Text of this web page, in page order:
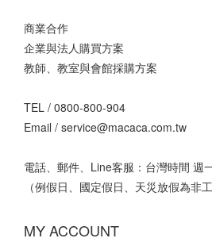
商業合作
企業與法人購買方案
教師、教室與會館採購方案
TEL / 0800-800-904
Email / service@macaca.com.tw
電話、郵件、Line客服：台灣時間 週
（例假日、國定假日、天災放假為非工
MY ACCOUNT